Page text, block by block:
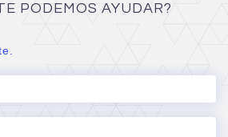
PODEMOS AYUDAR?